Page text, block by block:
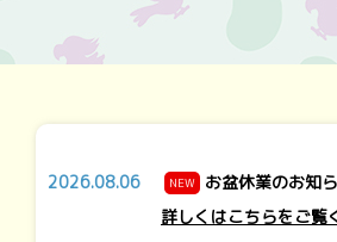
2026.08.06 NEW
お盆休業のお知
詳しくはこちらをご覧